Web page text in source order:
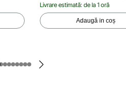
Livrare estimată: de la 1 oră
Adaugă in coș